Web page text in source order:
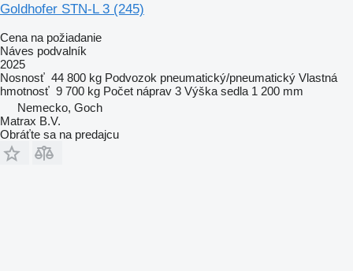
Goldhofer STN-L 3 (245)
Cena na požiadanie
Náves podvalník
2025
Nosnosť 44 800 kg Podvozok pneumatický/pneumatický Vlastná
hmotnosť 9 700 kg Počet náprav 3 Výška sedla 1 200 mm
Nemecko, Goch
Matrax B.V.
Obráťte sa na predajcu